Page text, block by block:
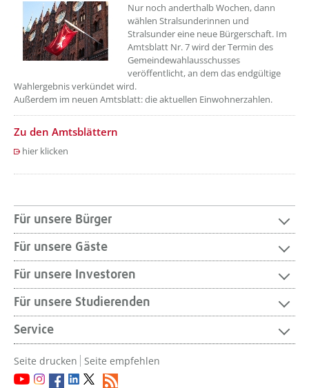
??? absaetzeOben[1]/titel ???
Nur noch anderthalb Wochen, dann
wählen Stralsunderinnen und
Stralsunder eine neue Bürgerschaft. Im
Amtsblatt Nr. 7 wird der Termin des
Gemeindewahlausschusses
veröffentlicht, an dem das endgültige
Wahlergebnis verkündet wird.
Außerdem im neuen Amtsblatt: die aktuellen Einwohnerzahlen.
Zu den Amtsblättern
hier klicken
Für unsere Bürger
Für unsere Gäste
Für unsere Investoren
Für unsere Studierenden
Service
Seite drucken Seite empfehlen